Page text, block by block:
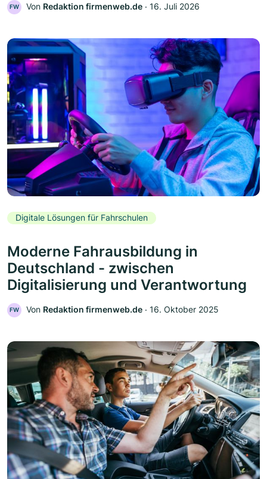
FW Von Redaktion firmenweb.de ‧ 16. Juli 2026
Digitale Lösungen für Fahrschulen
Moderne Fahrausbildung in
Deutschland - zwischen
Digitalisierung und Verantwortung
FW Von Redaktion firmenweb.de ‧ 16. Oktober 2025